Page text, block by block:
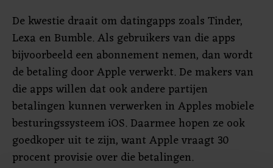
De kwestie draait om datingapps zoals Tinder,
Lexa en Bumble. Als gebruikers van die apps
bijvoorbeeld een abonnement nemen, dan wordt
de betaling door Apple verwerkt. De makers van
die apps willen dat ook andere partijen
betalingen kunnen verwerken in Apples mobiele
besturingssysteem iOS. Daarmee hopen ze ook
goedkoper uit te zijn, want Apple vraagt 30
procent provisie over die betalingen.